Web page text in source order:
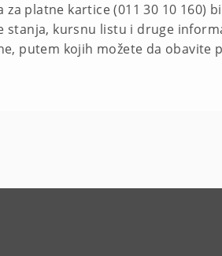
platne kartice (011 30 10 160)
stanja, kursnu listu i druge
putem kojih možete da obavite